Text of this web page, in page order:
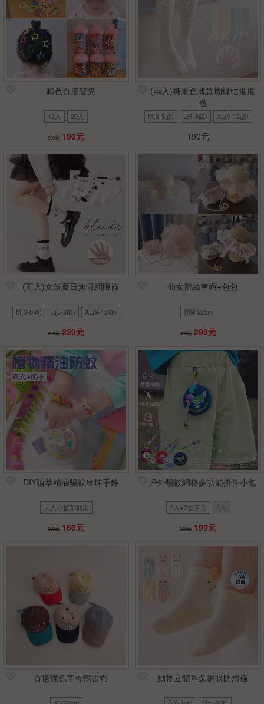
彩色百搭髮夾
12入 20入
290元 190元
(兩入)糖果色薄款蝴蝶结推推
襪
M(3-5歲) L(6-8歲) XL(9-12歲)
190元
(五入)女孩夏日無骨網眼襪
M(3-5歲) L(6-8歲) XL(9-12歲)
290元 220元
仙女蕾絲草帽+包包
帽圍52cm
390元 290元
DIY植萃精油驅蚊串珠手鍊
大人小孩都能用
290元 160元
戶外驅蚊網格多功能掛件小包
2入+2香茅片 5入
390元 199元
百搭撞色字母鴨舌帽 動物立體耳朵網眼防滑襪